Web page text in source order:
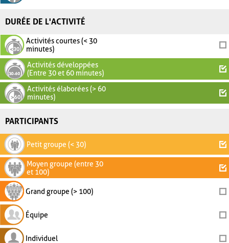
DURÉE DE L'ACTIVITÉ
Activités courtes (< 30
minutes)
Activités développées
(Entre 30 et 60 minutes)
Activités élaborées (> 60
minutes)
PARTICIPANTS
Petit groupe (< 30)
Moyen groupe (entre 30
et 100)
Grand groupe (> 100)
Équipe
Individuel